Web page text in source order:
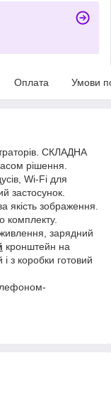
Оплата Умови
СКЛАДНА
рішення.
Wi-Fi для
застосунок.
якість зображення.
комплекту.
зарядний
кронштейн на
з коробки готовий